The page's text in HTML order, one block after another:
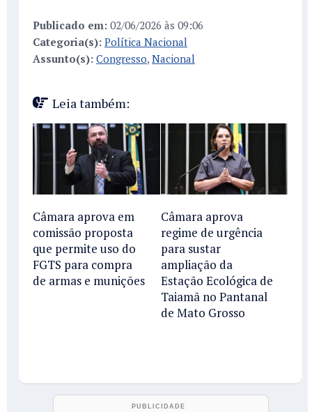
Publicado em: 02/06/2026 às 09:06
Categoria(s): Política Nacional
Assunto(s): Congresso, Nacional
Leia também:
Câmara aprova em
comissão proposta
que permite uso do
FGTS para compra
de armas e munições
Câmara aprova
regime de urgência
para sustar
ampliação da
Estação Ecológica de
Taiamã no Pantanal
de Mato Grosso